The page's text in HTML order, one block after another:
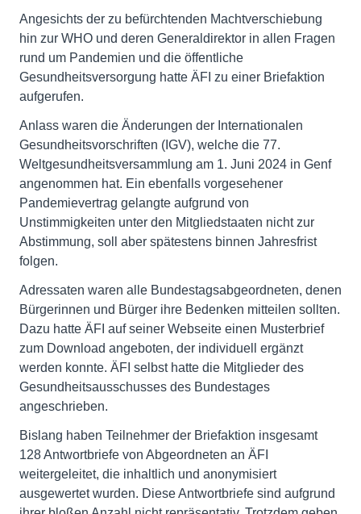
Angesichts der zu befürchtenden Machtverschiebung
hin zur WHO und deren Generaldirektor in allen Fragen
rund um Pandemien und die öffentliche
Gesundheitsversorgung hatte ÄFI zu einer Briefaktion
aufgerufen.
Anlass waren die Änderungen der Internationalen
Gesundheitsvorschriften (IGV), welche die 77.
Weltgesundheitsversammlung am 1. Juni 2024 in Genf
angenommen hat. Ein ebenfalls vorgesehener
Pandemievertrag gelangte aufgrund von
Unstimmigkeiten unter den Mitgliedstaaten nicht zur
Abstimmung, soll aber spätestens binnen Jahresfrist
folgen.
Adressaten waren alle Bundestagsabgeordneten, denen
Bürgerinnen und Bürger ihre Bedenken mitteilen sollten.
Dazu hatte ÄFI auf seiner Webseite einen Musterbrief
zum Download angeboten, der individuell ergänzt
werden konnte. ÄFI selbst hatte die Mitglieder des
Gesundheitsausschusses des Bundestages
angeschrieben.
Bislang haben Teilnehmer der Briefaktion insgesamt
128 Antwortbriefe von Abgeordneten an ÄFI
weitergeleitet, die inhaltlich und anonymisiert
ausgewertet wurden. Diese Antwortbriefe sind aufgrund